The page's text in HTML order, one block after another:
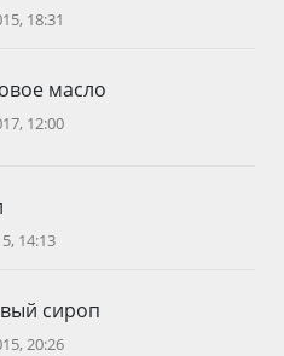
18:31
масло
12:00
14:13
сироп
20:26